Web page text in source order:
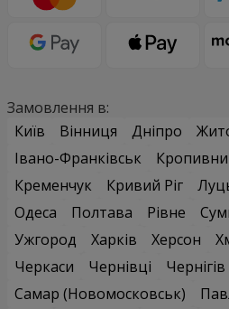
Замовлення в:
Київ
Вінниця Дніпро
Івано-Франківськ
Кременчук
Кривий Ріг
Одеса
Полтава Рівне
Ужгород
Харків Херсон
Черкаси
Чернівці
Чернігів
Самар (Новомосковськ)